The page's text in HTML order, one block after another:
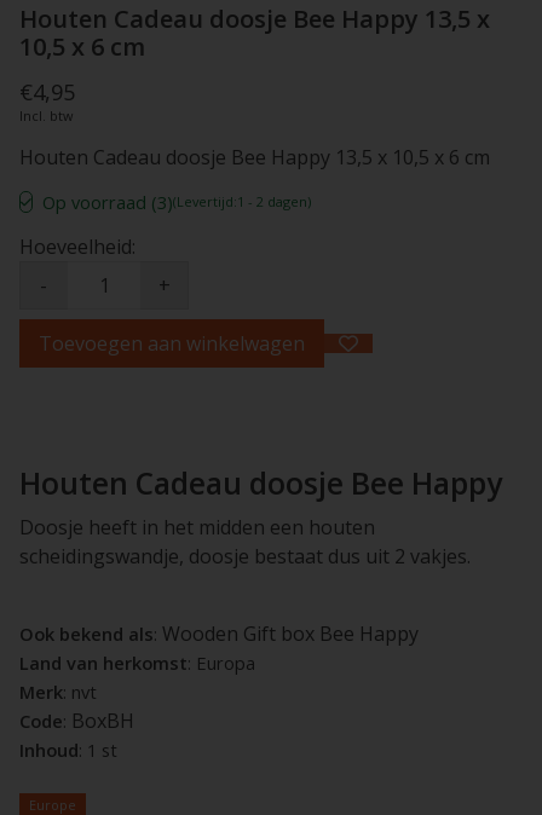
Houten Cadeau doosje Bee Happy 13,5 x
10,5 x 6 cm
€4,95
Incl. btw
Houten Cadeau doosje Bee Happy 13,5 x 10,5 x 6 cm
Op voorraad (3)(Levertijd:1 - 2 dagen)
Hoeveelheid:
-
+
Toevoegen aan winkelwagen
Houten Cadeau doosje Bee Happy
Doosje heeft in het midden een houten
scheidingswandje, doosje bestaat dus uit 2 vakjes.
Ook bekend als: Wooden Gift box Bee Happy
Land van herkomst: Europa
Merk: nvt
Code: BoxBH
Inhoud: 1 st
Europe